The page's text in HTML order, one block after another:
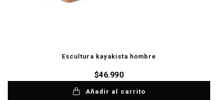
Escultura kayakista hombre
$46.990
Añadir al carrito